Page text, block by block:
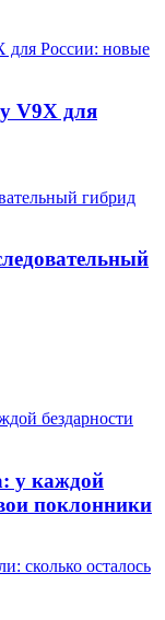
V9X для
у каждой
поклонники